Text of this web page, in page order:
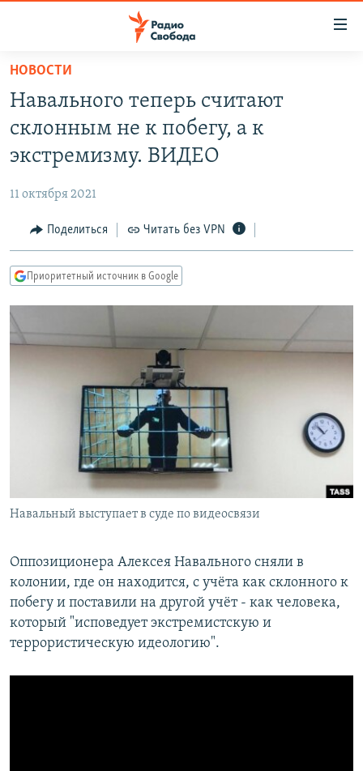
упрощенного
доступа
основному
Вернутся
Вернутся
поиску
АВТОРСКИЕ ПРОЕКТЫ
МНЕНИЯ
КУЛЬТУРА
КАВКАЗ.РЕАЛИИ
СЕВЕР.РЕАЛИИ
СИБИРЬ.РЕАЛИИ
РАСПИСАНИЕ ВЕЩАНИЯ
ПОДПИШИТЕСЬ НА РАССЫЛКУ
СОЦИАЛЬНЫЕ СЕТИ
Все сайты РСЕ/РС
НОВОСТИ
Навального теперь считают
склонным не к побегу, а к
экстремизму. ВИДЕО
11 октября 2021
Поделиться Читать без VPN
Приоритетный источник в Google
Навальный выступает в суде по видеосвязи
Оппозиционера Алексея Навального сняли в
колонии, где он находится, с учёта как склонного к
побегу и поставили на другой учёт - как человека,
который "исповедует экстремистскую и
террористическую идеологию".